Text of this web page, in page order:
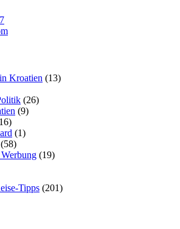
Kroatien (13)
(26)
(9)
(1)
(19)
Tipps (201)